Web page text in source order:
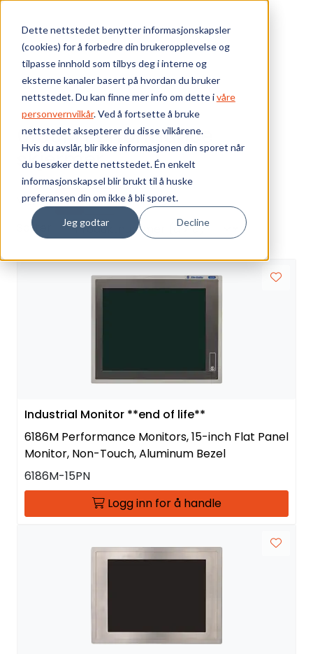
Dette nettstedet benytter informasjonskapsler
(cookies) for å forbedre din brukeropplevelse og
tilpasse innhold som tilbys deg i interne og
eksterne kanaler basert på hvordan du bruker
nettstedet. Du kan finne mer info om dette ivåre
personvernvilkår. Ved å fortsette å bruke
nettstedet aksepterer du disse vilkårene.
Hvis du avslår, blir ikke informasjonen din sporet når
du besøker dette nettstedet. Én enkelt
informasjonskapsel blir brukt til å huske
preferansen din om ikke å bli sporet.
Jeg godtar Decline
Skip to main content
6186M Performance
skjermer
Visning
Sorter
Industrial Monitor **end of life**
6186M Performance Monitors, 15-inch Flat Panel
Monitor, Non-Touch, Aluminum Bezel
6186M-15PN
Logg inn for å handle
Bærekraft
Vi tilbyr
Ressurser
Om oss